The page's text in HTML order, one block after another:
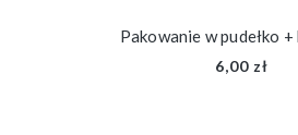
Pakowanie w pudełko
6,00 zł